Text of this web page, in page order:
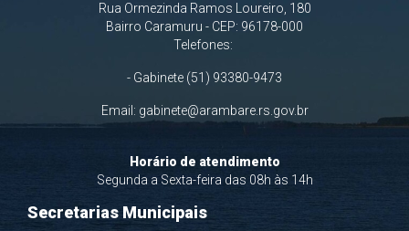
Rua Ormezinda Ramos Loureiro, 180
Bairro Caramuru - CEP: 96178-000
Telefones:
- Gabinete (51) 93380-9473
Email: gabinete@arambare.rs.gov.br
Horário de atendimento
Segunda a Sexta-feira das 08h às 14h
Secretarias Municipais